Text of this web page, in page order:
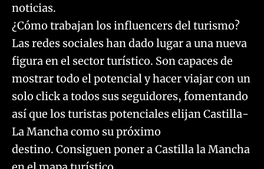
noticias.
¿Cómo trabajan los influencers del turismo?
Las redes sociales han dado lugar a una nueva
figura en el sector turístico. Son capaces de
mostrar todo el potencial y hacer viajar con un
solo click a todos sus seguidores, fomentando
así que los turistas potenciales elijan Castilla-
La Mancha como su próximo
destino. Consiguen poner a Castilla la Mancha